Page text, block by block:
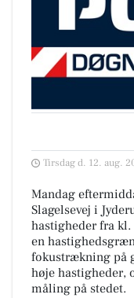
Tirsdag d. 12. aug.
Mandag
Slagelsevej i
hastigheder fra
en
fokustrækning på
høje hastigheder,
måling på stedet.